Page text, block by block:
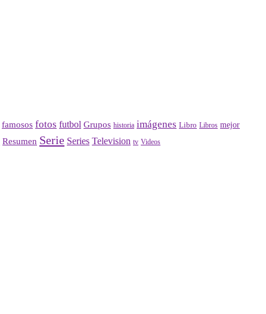
famosos fotos futbol Grupos historia imágenes Libro Libros mejor
Resumen Serie Series Television tv Videos